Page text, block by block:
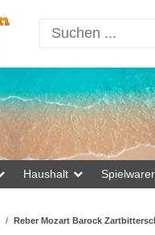
Haushalt
Reber Mozart Barock